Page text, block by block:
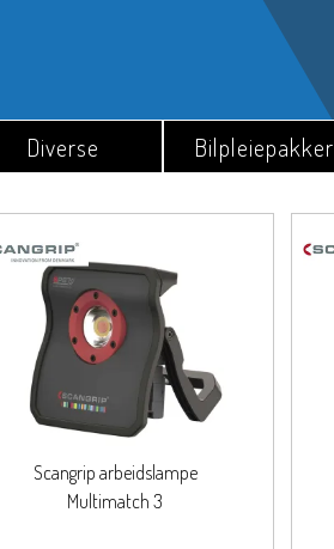
Diverse Bilpleiepakker
Scangrip arbeidslampe
Multimatch 3